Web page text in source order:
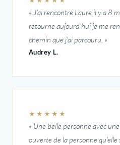
J'ai rencontré Laure il y a 8
retourne aujourd'hui je me
chemin que j'ai parcouru.
Audrey L.
★★★★★
Une belle personne avec
ouverte de la personne